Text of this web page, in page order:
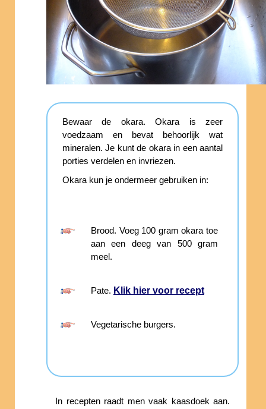
Bewaar de okara. Okara is zeer
voedzaam en bevat behoorlijk wat
mineralen. Je kunt de okara in een aantal
porties verdelen en invriezen.
Okara kun je ondermeer gebruiken in:
Brood. Voeg 100 gram okara toe
aan een deeg van 500 gram
meel.
Pate. Klik hier voor recept
Vegetarische burgers.
In recepten raadt men vaak kaasdoek aan.